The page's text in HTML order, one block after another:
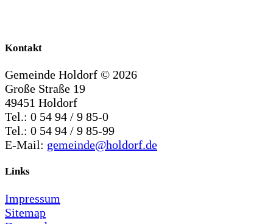
Kontakt
Gemeinde Holdorf © 2026
Große Straße 19
49451 Holdorf
Tel.: 0 54 94 / 9 85-0
Tel.: 0 54 94 / 9 85-99
E-Mail: gemeinde@holdorf.de
Links
Impressum
Sitemap